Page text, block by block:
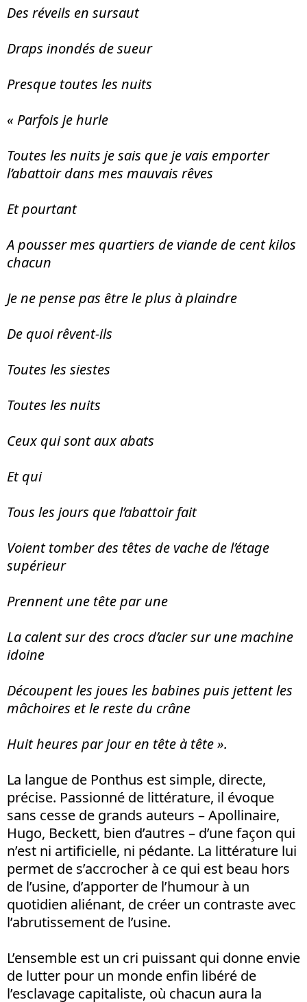
Des réveils en sursaut
Draps inondés de sueur
Presque toutes les nuits
« Parfois je hurle
Toutes les nuits je sais que je vais emporter
l’abattoir dans mes mauvais rêves
Et pourtant
A pousser mes quartiers de viande de cent kilos
chacun
Je ne pense pas être le plus à plaindre
De quoi rêvent-ils
Toutes les siestes
Toutes les nuits
Ceux qui sont aux abats
Et qui
Tous les jours que l’abattoir fait
Voient tomber des têtes de vache de l’étage
supérieur
Prennent une tête par une
La calent sur des crocs d’acier sur une machine
idoine
Découpent les joues les babines puis jettent les
mâchoires et le reste du crâne
Huit heures par jour en tête à tête ».
La langue de Ponthus est simple, directe,
précise. Passionné de littérature, il évoque
sans cesse de grands auteurs – Apollinaire,
Hugo, Beckett, bien d’autres – d’une façon qui
n’est ni artificielle, ni pédante. La littérature lui
permet de s’accrocher à ce qui est beau hors
de l’usine, d’apporter de l’humour à un
quotidien aliénant, de créer un contraste avec
l’abrutissement de l’usine.
L’ensemble est un cri puissant qui donne envie
de lutter pour un monde enfin libéré de
l’esclavage capitaliste, où chacun aura la